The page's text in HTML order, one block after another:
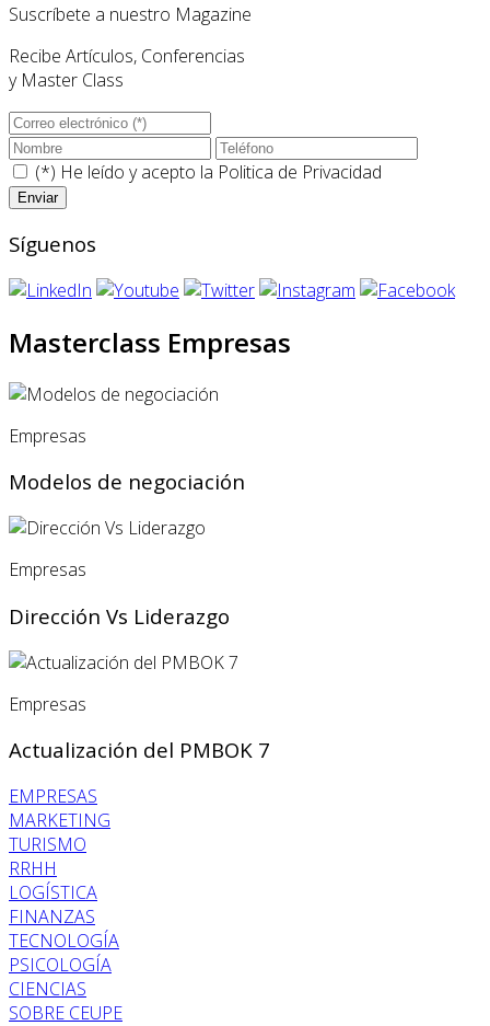
Suscríbete a nuestro Magazine
Recibe Artículos, Conferencias
y Master Class
(*) He leído y acepto la Politica de Privacidad
Síguenos
Masterclass Empresas
Empresas
Modelos de negociación
Empresas
Dirección Vs Liderazgo
Empresas
Actualización del PMBOK 7
EMPRESAS
MARKETING
TURISMO
RRHH
LOGÍSTICA
FINANZAS
TECNOLOGÍA
PSICOLOGÍA
CIENCIAS
SOBRE CEUPE